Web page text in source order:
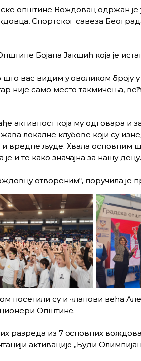
општине Вождовац одржан
Спортског савеза
Бојана Јакшић која је
што вас видим у оволиком броју
није само место такмичења,
активност која му одговара
локалне клубове који су
вредне људе. Хвала основним
и те како значајна за нашу децу.
отвореним“, поручила је
посетили су и чланови већа
Општине.
разреда из 7 основних
активације „Буди